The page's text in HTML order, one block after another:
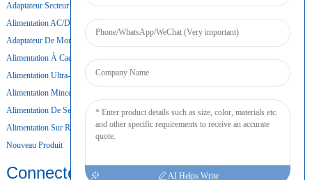
Adaptateur Secteur De Bureau
Alimentation AC/DC
Adaptateur De Montage Mural
Alimentation À Cadre Ouvert
Alimentation Ultra-Mince
Alimentation Mince
Alimentation De Secours Par Batterie
Alimentation Sur Rail DIN
Nouveau Produit
Connecter AI Helps Write